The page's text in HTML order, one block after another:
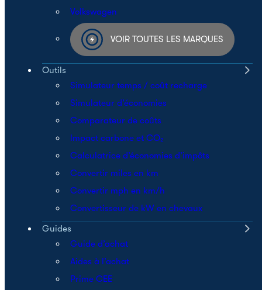
Volkswagen
VOIR TOUTES LES MARQUES
Outils
Simulateur temps / coût recharge
Simulateur d’économies
Comparateur de coûts
Impact carbone et CO₂
Calculatrice d’économies d’impôts
Convertir miles en km
Convertir mph en km/h
Convertisseur de kW en chevaux
Guides
Guide d’achat
Aides à l’achat
Prime CEE